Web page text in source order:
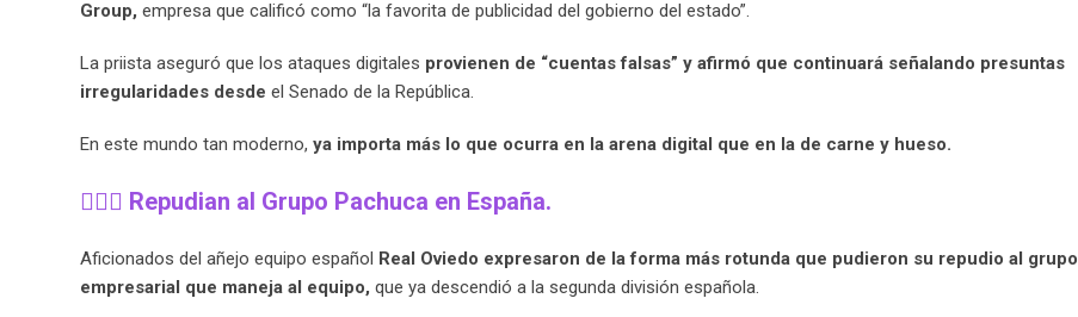
Group, empresa que calificó como “la favorita de publicidad del gobierno del estado”.
La priista aseguró que los ataques digitales provienen de “cuentas falsas” y afirmó que continuará señalando presuntas
irregularidades desde el Senado de la República.
En este mundo tan moderno, ya importa más lo que ocurra en la arena digital que en la de carne y hueso.
🧙🏻‍♀️ Repudian al Grupo Pachuca en España.
Aficionados del añejo equipo español Real Oviedo expresaron de la forma más rotunda que pudieron su repudio al grupo
empresarial que maneja al equipo, que ya descendió a la segunda división española.